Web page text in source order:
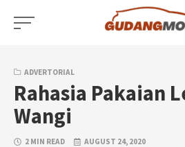
ADVERTORIAL
Rahasia Pakaian
Wangi
2 MIN READ AUGUST 24, 2020